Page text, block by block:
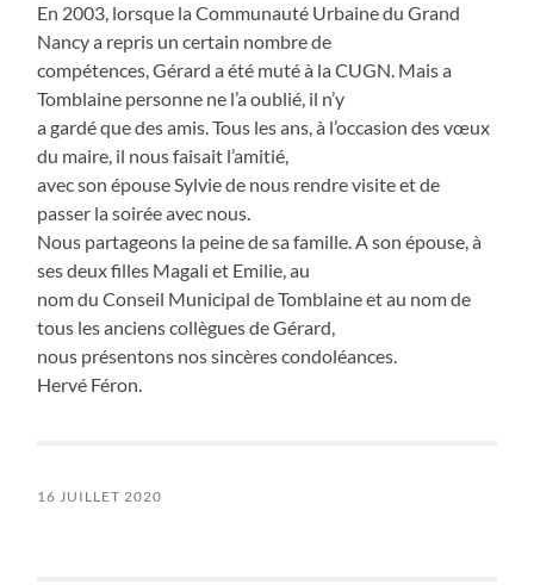
En 2003, lorsque la Communauté Urbaine du Grand
Nancy a repris un certain nombre de
compétences, Gérard a été muté à la CUGN. Mais a
Tomblaine personne ne l’a oublié, il n’y
a gardé que des amis. Tous les ans, à l’occasion des vœux
du maire, il nous faisait l’amitié,
avec son épouse Sylvie de nous rendre visite et de
passer la soirée avec nous.
Nous partageons la peine de sa famille. A son épouse, à
ses deux filles Magali et Emilie, au
nom du Conseil Municipal de Tomblaine et au nom de
tous les anciens collègues de Gérard,
nous présentons nos sincères condoléances.
Hervé Féron.
16 JUILLET 2020